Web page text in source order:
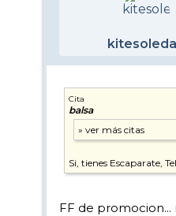
Cita
balsa
Si, tienes Escaparate,
FF de